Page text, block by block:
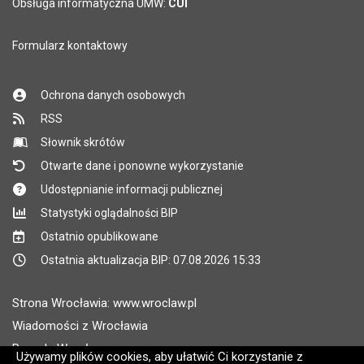
Używamy plików cookies, aby ułatwić Ci korzystanie z
Obsługa informatyczna UMW: CUI
Formularz kontaktowy
Ochrona danych osobowych
RSS
Słownik skrótów
Otwarte dane i ponowne wykorzystanie
Udostępnianie informacji publicznej
Statystyki oglądalności BIP
Ostatnio opublikowane
Ostatnia aktualizacja BIP: 07.08.2026 15:33
Strona Wrocławia: www.wroclaw.pl
Wiadomości z Wrocławia
Pogoda Wrocław